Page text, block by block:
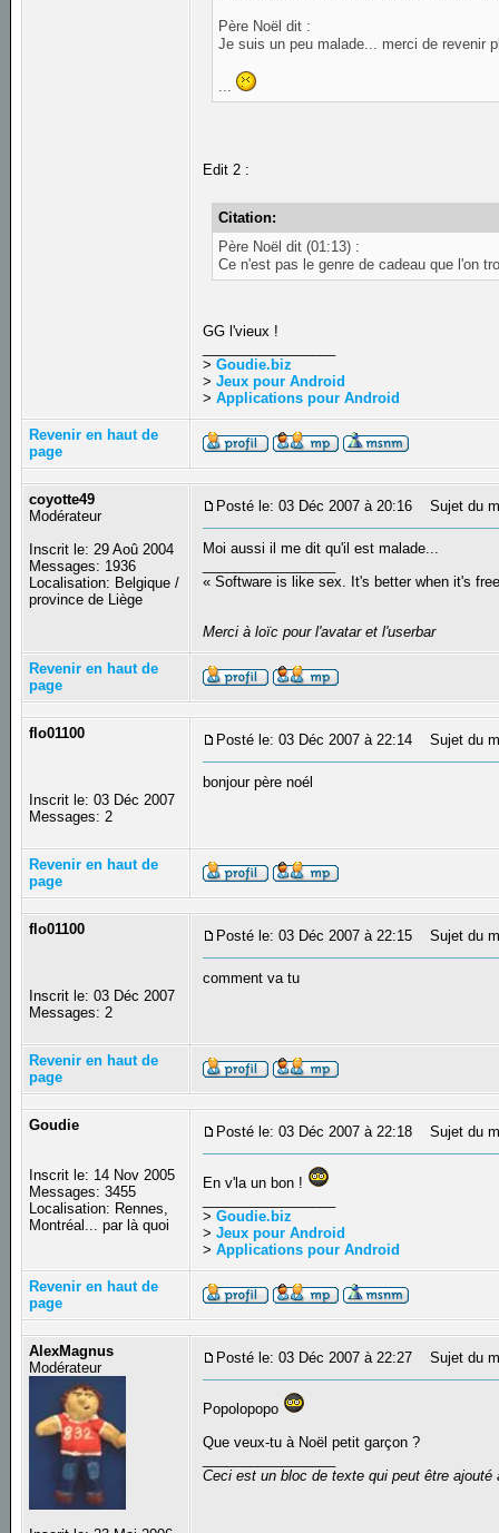
Père Noël dit :
Je suis un peu malade... merci de revenir
...
Edit 2 :
Citation:
Père Noël dit (01:13) :
Ce n'est pas le genre de cadeau que l'on
GG l'vieux !
>Goudie.biz
>Jeux pour Android
>Applications pour Android
Revenir en haut de
page
coyotte49
Modérateur
Inscrit le: 29 Aoû 2004
Messages: 1936
Localisation: Belgique /
province de Liège
Posté le: 03 Déc 2007 à 20:16 Sujet du
Moi aussi il me dit qu'il est malade...
« Software is like sex. It's better when it's
Merci à loïc pour l'avatar et l'userbar
Revenir en haut de
page
flo01100
Inscrit le: 03 Déc 2007
Messages: 2
Posté le: 03 Déc 2007 à 22:14 Sujet du
bonjour père noél
Revenir en haut de
page
flo01100
Inscrit le: 03 Déc 2007
Messages: 2
Posté le: 03 Déc 2007 à 22:15 Sujet du
comment va tu
Revenir en haut de
page
Goudie
Inscrit le: 14 Nov 2005
Messages: 3455
Localisation: Rennes,
Montréal... par là quoi
Posté le: 03 Déc 2007 à 22:18 Sujet du
En v'la un bon !
>Goudie.biz
>Jeux pour Android
>Applications pour Android
Revenir en haut de
page
AlexMagnus
Modérateur
Posté le: 03 Déc 2007 à 22:27 Sujet du
Popolopopo
Que veux-tu à Noël petit garçon ?
Ceci est un bloc de texte qui peut être